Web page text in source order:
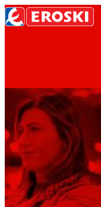
Cercar
Inici
Qui som